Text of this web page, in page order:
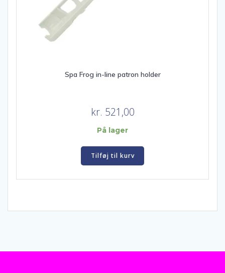
Spa Frog in-line patron holder
kr. 521,00
På lager
Tilføj til kurv